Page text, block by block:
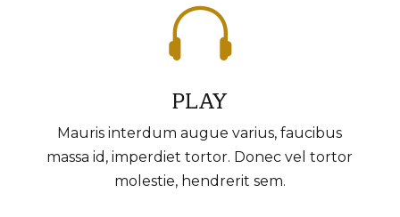

PLAY
Mauris interdum augue varius, faucibus
massa id, imperdiet tortor. Donec vel tortor
molestie, hendrerit sem.